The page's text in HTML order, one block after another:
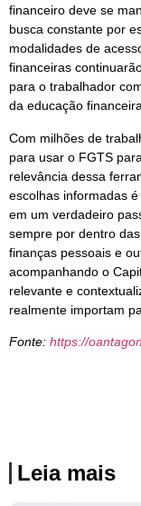
financeiro deve se
busca constante por
modalidades de
financeiras
para o trabalhador
da educação
Com milhões de
para usar o FGTS
relevância dessa
escolhas informadas
em um verdadeiro
sempre por dentro
finanças pessoais e
acompanhando o
relevante e
realmente importam
Fonte: https://
Leia mais